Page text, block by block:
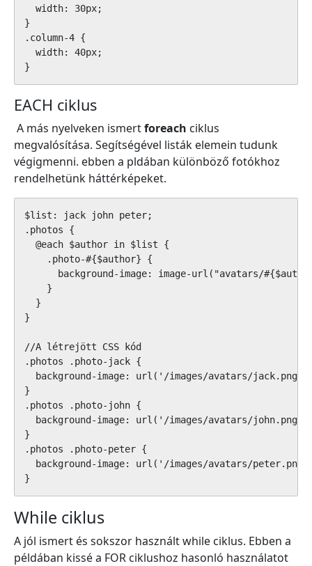
  width: 30px;
}
.column-4 {
  width: 40px;
}
EACH ciklus
A más nyelveken ismertforeach ciklus
megvalósítása. Segítségével listák elemein tudunk
végigmenni. ebben a pldában különböző fotókhoz
rendelhetünk háttérképeket.
$list: jack john peter;
.photos {
  @each $author in $list {
    .photo-#{$author} {
background-image: image-url("avatars/
    }
  }
}
//A létrejött CSS kód
.photos .photo-jack {
background-image: url('/images/avatars/
}
.photos .photo-john {
background-image: url('/images/avatars/
}
.photos .photo-peter {
background-image: url('/images/avatars/
}
While ciklus
A jól ismert és sokszor használt while ciklus. Ebben a
példában kissé a FOR ciklushoz hasonló használatot